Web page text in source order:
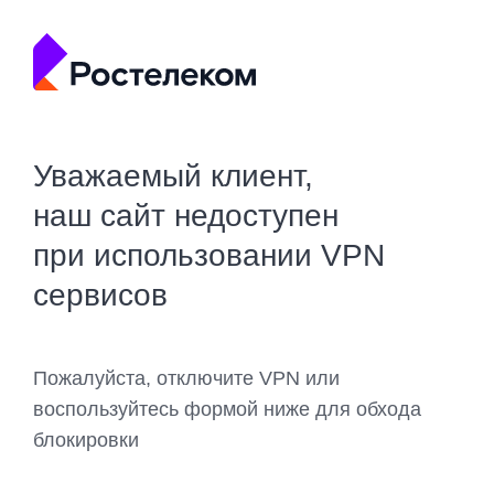
Уважаемый клиент,
наш сайт недоступен
при использовании VPN
сервисов
Пожалуйста, отключите VPN или
воспользуйтесь формой ниже для обхода
блокировки